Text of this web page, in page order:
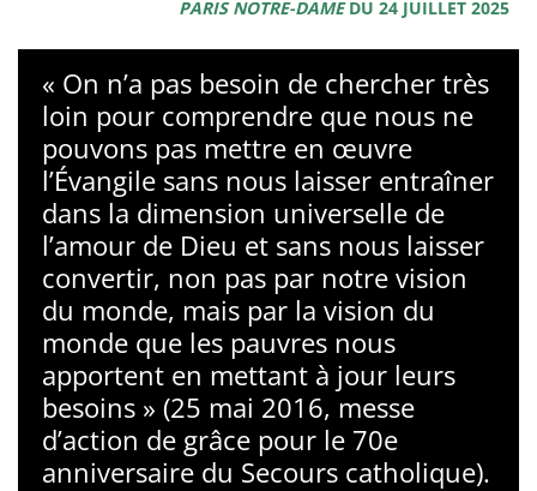
PARIS NOTRE-DAMEDU 24 JUILLET 2025
« On n’a pas besoin de chercher très
loin pour comprendre que nous ne
pouvons pas mettre en œuvre
l’Évangile sans nous laisser entraîner
dans la dimension universelle de
l’amour de Dieu et sans nous laisser
convertir, non pas par notre vision
du monde, mais par la vision du
monde que les pauvres nous
apportent en mettant à jour leurs
besoins » (25 mai 2016, messe
d’action de grâce pour le 70e
anniversaire du Secours catholique).